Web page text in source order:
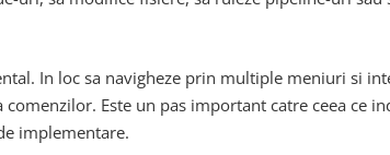
In loc sa navigheze prin multiple meniuri si
Este un pas important catre ceea ce
implementare.